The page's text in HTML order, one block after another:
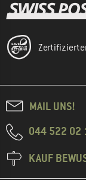
MAIL UNS!
044 522 02
KAUF